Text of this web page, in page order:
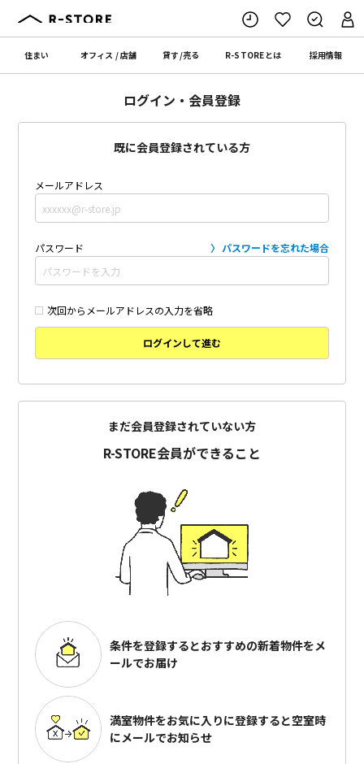
住まい オフィス /店舗 貸す/売る R-STOREとは 採用情報
ログイン・会員登録
既に会員登録されている方
メールアドレス
パスワード パスワードを忘れた場合
次回からメールアドレスの入力を省略
ログインして進む
まだ会員登録されていない方
R-STORE会員ができること
条件を登録するとおすすめの新着物件をメ
ールでお届け
満室物件をお気に入りに登録すると空室時
にメールでお知らせ